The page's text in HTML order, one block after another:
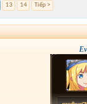
13 14 Tiếp >